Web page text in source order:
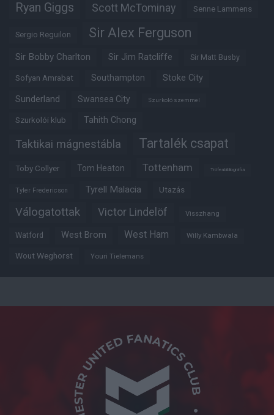
Ryan Giggs Scott McTominay Senne Lammens
Sergio Reguilon Sir Alex Ferguson
Sir Bobby Charlton Sir Jim Ratcliffe Sir Matt Busby
Sofyan Amrabat Southampton Stoke City
Sunderland Swansea City Szurkoló szemmel
Szurkolói klub Tahith Chong
Taktikai mágnestábla Tartalék csapat
Toby Collyer Tom Heaton Tottenham Trófeabibliográfia
Tyler Fredericson Tyrell Malacia Utazás
Válogatottak Victor Lindelöf Visszhang
Watford West Brom West Ham Willy Kambwala
Wout Weghorst Youri Tielemans